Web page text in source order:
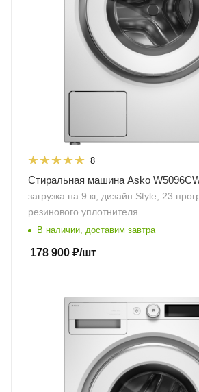
8
Стиральная машина Asko
загрузка на 9 кг, дизайн Style, 23
резинового уплотнителя
В наличии, доставим завтра
178 900 ₽/шт